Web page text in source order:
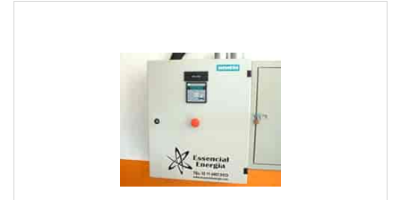
necessidade. A Pégaso Soluções Elétricas é uma instituição
que tem se destacado da concorrência pela idoneidade em
tudo que faz onde comprova sua essência de trazer o
melhor aos clientes no mercado.
que são aplicados de acordo com o tipo de caldeira, que
pode ser tanto de pequeno quanto de grande porte. Por
necessitarem ser submetidas a alta pressão, antes da
montagem propriamente dita, é elaborado um projeto que
determina o local mais apropriado para instalação, que deve
ser sempre um ambiente exclusivo para elas. Seguem alguns
destaques do serviço:Rendimento térmico superior a
88%;Sistema trocador de calor com três passes de
gases;Construção compacta e robusta;Rápida resposta